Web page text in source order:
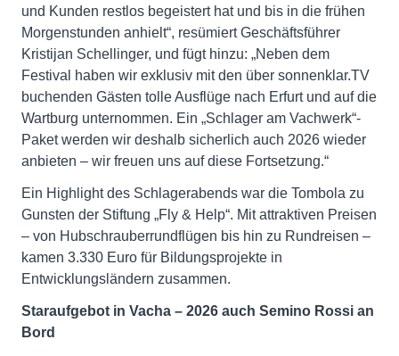
und Kunden restlos begeistert hat und bis in die frühen
Morgenstunden anhielt“, resümiert Geschäftsführer
Kristijan Schellinger, und fügt hinzu: „Neben dem
Festival haben wir exklusiv mit den über sonnenklar.TV
buchenden Gästen tolle Ausflüge nach Erfurt und auf die
Wartburg unternommen. Ein „Schlager am Vachwerk“-
Paket werden wir deshalb sicherlich auch 2026 wieder
anbieten – wir freuen uns auf diese Fortsetzung.“
Ein Highlight des Schlagerabends war die Tombola zu
Gunsten der Stiftung „Fly & Help“. Mit attraktiven Preisen
– von Hubschrauberrundflügen bis hin zu Rundreisen –
kamen 3.330 Euro für Bildungsprojekte in
Entwicklungsländern zusammen.
Staraufgebot in Vacha – 2026 auch Semino Rossi an
Bord